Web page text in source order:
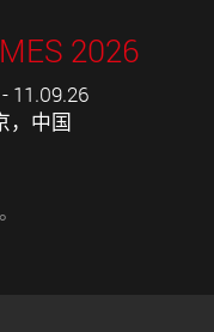
2026
11.09.26
，中国